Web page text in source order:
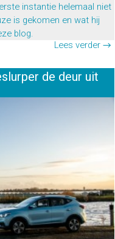
instantie helemaal niet
is gekomen en wat hij
blog.
Lees verder →
de deur uit